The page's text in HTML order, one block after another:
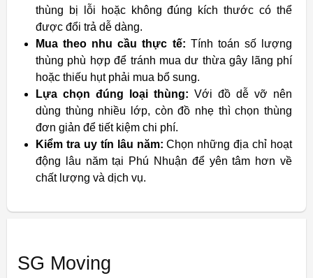
thùng bị lỗi hoặc không đúng kích thước có thể
được đổi trả dễ dàng.
Mua theo nhu cầu thực tế: Tính toán số lượng
thùng phù hợp để tránh mua dư thừa gây lãng phí
hoặc thiếu hụt phải mua bổ sung.
Lựa chọn đúng loại thùng: Với đồ dễ vỡ nên
dùng thùng nhiều lớp, còn đồ nhẹ thì chọn thùng
đơn giản để tiết kiệm chi phí.
Kiểm tra uy tín lâu năm: Chọn những địa chỉ hoạt
động lâu năm tại Phú Nhuận để yên tâm hơn về
chất lượng và dịch vụ.
SG Moving